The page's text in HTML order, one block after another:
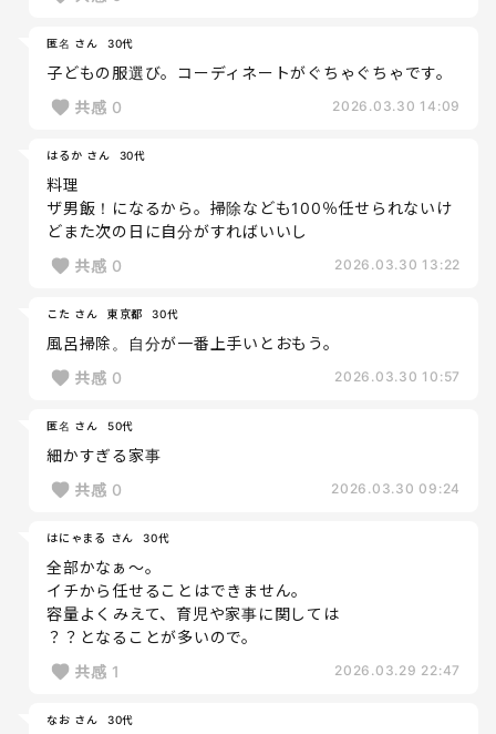
匿名 さん 30代
子どもの服選び。コーディネートがぐちゃぐちゃです。
共感 0 2026.03.30 14:09
はるか さん 30代
料理
ザ男飯！になるから。掃除なども100％任せられないけ
どまた次の日に自分がすればいいし
共感 0 2026.03.30 13:22
こた さん 東京都 30代
風呂掃除。自分が一番上手いとおもう。
共感 0 2026.03.30 10:57
匿名 さん 50代
細かすぎる家事
共感 0 2026.03.30 09:24
はにゃまる さん 30代
全部かなぁ〜。
イチから任せることはできません。
容量よくみえて、育児や家事に関しては
？？となることが多いので。
共感 1 2026.03.29 22:47
なお さん 30代